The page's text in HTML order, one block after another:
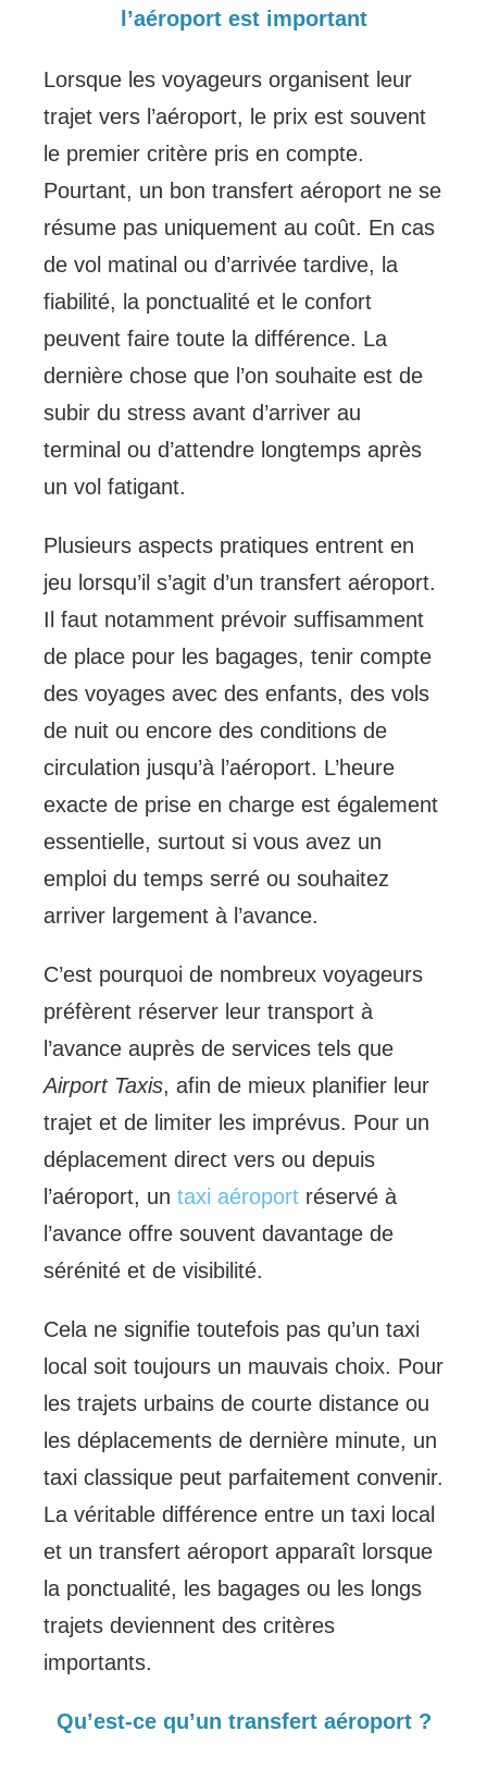
l’aéroport est important
Lorsque les voyageurs organisent leur
trajet vers l’aéroport, le prix est souvent
le premier critère pris en compte.
Pourtant, un bon transfert aéroport ne se
résume pas uniquement au coût. En cas
de vol matinal ou d’arrivée tardive, la
fiabilité, la ponctualité et le confort
peuvent faire toute la différence. La
dernière chose que l’on souhaite est de
subir du stress avant d’arriver au
terminal ou d’attendre longtemps après
un vol fatigant.
Plusieurs aspects pratiques entrent en
jeu lorsqu’il s’agit d’un transfert aéroport.
Il faut notamment prévoir suffisamment
de place pour les bagages, tenir compte
des voyages avec des enfants, des vols
de nuit ou encore des conditions de
circulation jusqu’à l’aéroport. L’heure
exacte de prise en charge est également
essentielle, surtout si vous avez un
emploi du temps serré ou souhaitez
arriver largement à l’avance.
C’est pourquoi de nombreux voyageurs
préfèrent réserver leur transport à
l’avance auprès de services tels que
Airport Taxis, afin de mieux planifier leur
trajet et de limiter les imprévus. Pour un
déplacement direct vers ou depuis
l’aéroport, un taxi aéroportréservé à
l’avance offre souvent davantage de
sérénité et de visibilité.
Cela ne signifie toutefois pas qu’un taxi
local soit toujours un mauvais choix. Pour
les trajets urbains de courte distance ou
les déplacements de dernière minute, un
taxi classique peut parfaitement convenir.
La véritable différence entre un taxi local
et un transfert aéroport apparaît lorsque
la ponctualité, les bagages ou les longs
trajets deviennent des critères
importants.
Qu’est-ce qu’un transfert aéroport ?